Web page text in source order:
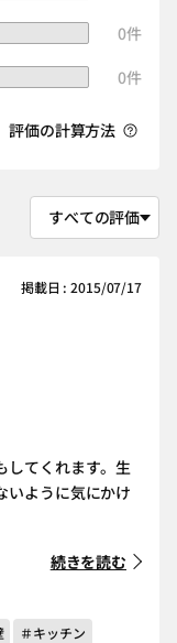
0件
0件
評価の計算方法
掲載日 : 2015/07/17
してくれます。生
いように気にかけ
続きを読む
＃キッチン